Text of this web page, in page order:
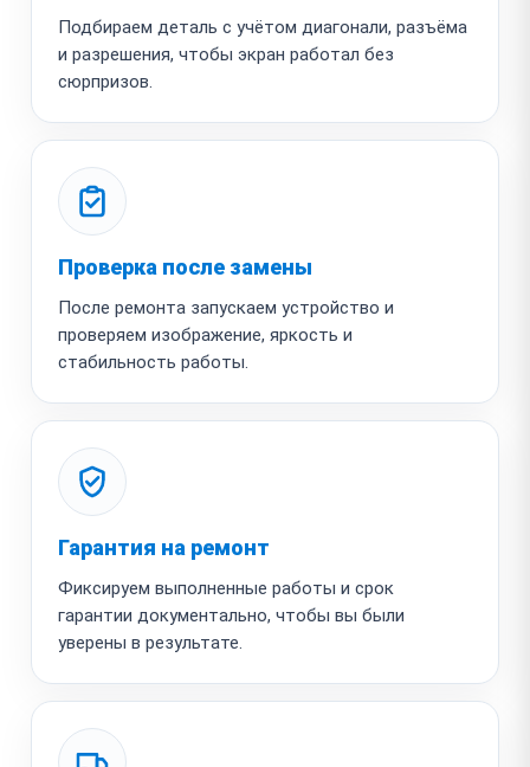
Подбираем деталь с учётом диагонали, разъёма
и разрешения, чтобы экран работал без
сюрпризов.
Проверка после замены
После ремонта запускаем устройство и
проверяем изображение, яркость и
стабильность работы.
Гарантия на ремонт
Фиксируем выполненные работы и срок
гарантии документально, чтобы вы были
уверены в результате.